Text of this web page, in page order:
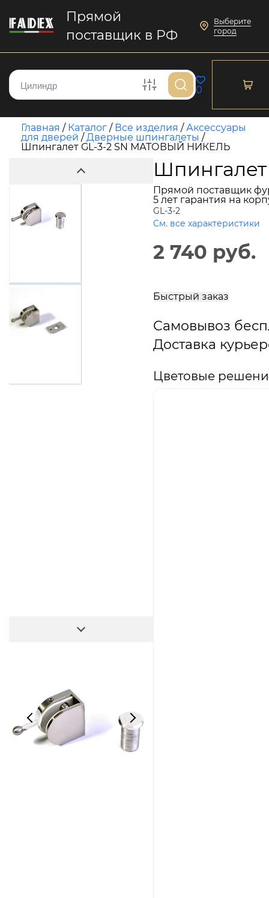
Прямой
поставщик в РФ
Выберите
город
0
Главная / Каталог / Все изделия /Аксессуары
для дверей /Дверные шпингалеты /
Шпингалет GL-3-2 SN МАТОВЫЙ НИКЕЛЬ
Прямой поставщик
5 лет гарантия на
GL-3-2
См. все характеристики
2 740 руб.
Быстрый заказ
Самовывоз
Доставка
Цветовые